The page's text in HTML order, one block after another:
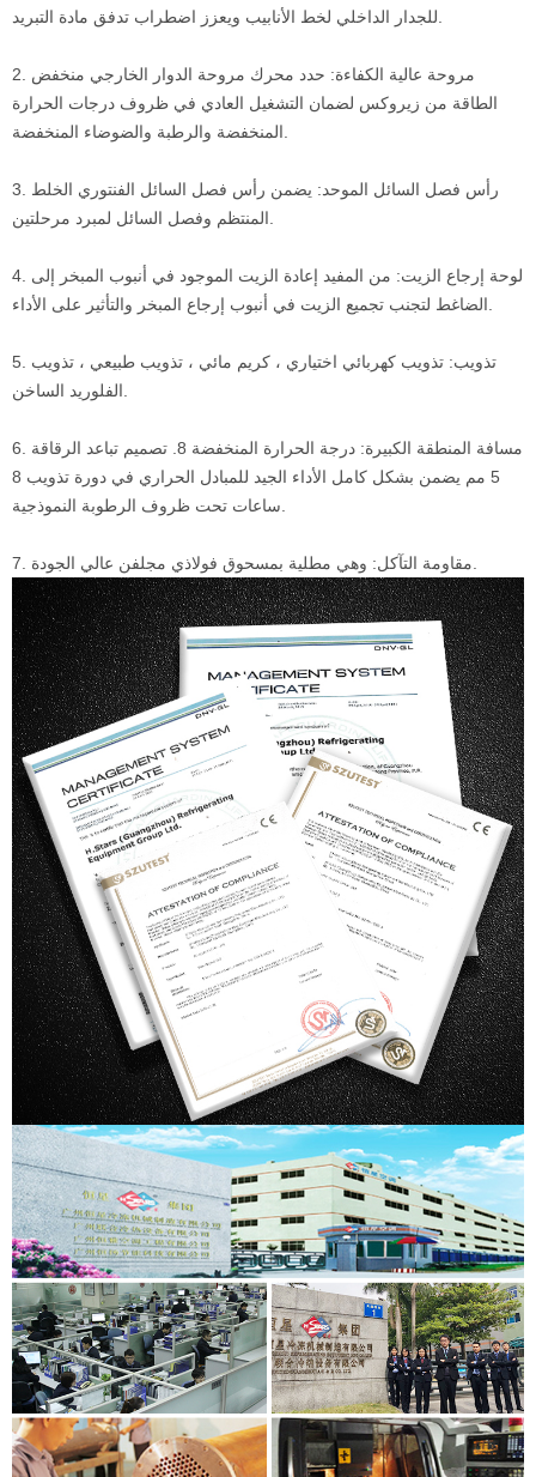
للجدار الداخلي لخط الأنابيب ويعزز اضطراب تدفق مادة التبريد.
2. مروحة عالية الكفاءة: حدد محرك مروحة الدوار الخارجي منخفض
الطاقة من زيروكس لضمان التشغيل العادي في ظروف درجات الحرارة
المنخفضة والرطبة والضوضاء المنخفضة.
3. رأس فصل السائل الموحد: يضمن رأس فصل السائل الفنتوري الخلط
المنتظم وفصل السائل لمبرد مرحلتين.
4. لوحة إرجاع الزيت: من المفيد إعادة الزيت الموجود في أنبوب المبخر إلى
الضاغط لتجنب تجميع الزيت في أنبوب إرجاع المبخر والتأثير على الأداء.
5. تذويب: تذويب كهربائي اختياري ، كريم مائي ، تذويب طبيعي ، تذويب
الفلوريد الساخن.
6. مسافة المنطقة الكبيرة: درجة الحرارة المنخفضة 8. تصميم تباعد الرقاقة
5 مم يضمن بشكل كامل الأداء الجيد للمبادل الحراري في دورة تذويب 8
ساعات تحت ظروف الرطوبة النموذجية.
7. مقاومة التآكل: وهي مطلية بمسحوق فولاذي مجلفن عالي الجودة.